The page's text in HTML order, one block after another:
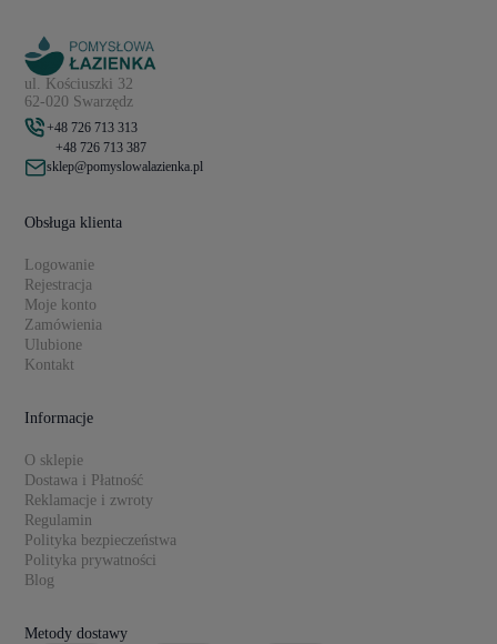
ul. Kościuszki 32
62-020 Swarzędz
+48 726 713 313
+48 726 713 387
sklep@pomyslowalazienka.pl
Obsługa klienta
Logowanie
Rejestracja
Moje konto
Zamówienia
Ulubione
Kontakt
Informacje
O sklepie
Dostawa i Płatność
Reklamacje i zwroty
Regulamin
Polityka bezpieczeństwa
Polityka prywatności
Blog
Metody dostawy